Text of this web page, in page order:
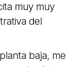
muy muy
del
baja, me